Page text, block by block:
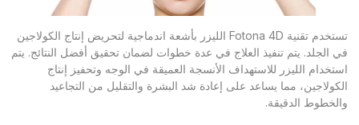
تستخدم تقنية Fotona 4D الليزر بأشعة اندماجية لتحريض إنتاج الكولاجين
في الجلد. يتم تنفيذ العلاج في عدة خطوات لضمان تحقيق أفضل النتائج. يتم
استخدام الليزر للاستهداف الأنسجة العميقة في الوجه وتحفيز إنتاج
الكولاجين، مما يساعد على إعادة شد البشرة والتقليل من التجاعيد
والخطوط الدقيقة.